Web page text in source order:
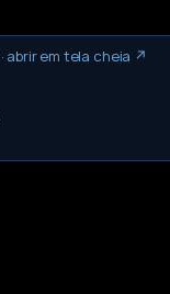
abrir em tela cheia ↗